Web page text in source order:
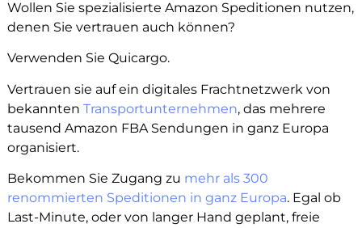
Wollen Sie spezialisierte Amazon Speditionen nutzen,
denen Sie vertrauen auch können?
Verwenden Sie Quicargo.
Vertrauen sie auf ein digitales Frachtnetzwerk von
bekannten Transportunternehmen, das mehrere
tausend Amazon FBA Sendungen in ganz Europa
organisiert.
Bekommen Sie Zugang zu mehr als 300
renommierten Speditionen in ganz Europa. Egal ob
Last-Minute, oder von langer Hand geplant, freie